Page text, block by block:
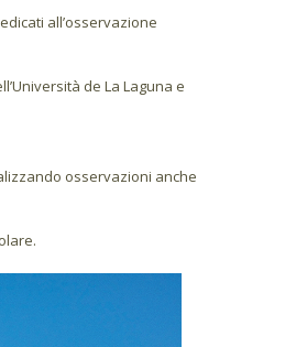
all’osservazione
de La Laguna e
osservazioni anche